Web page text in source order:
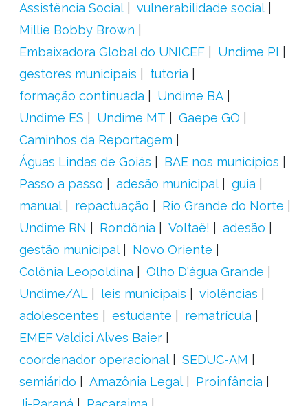
Assistência Social
vulnerabilidade social
Millie Bobby Brown
Embaixadora Global do UNICEF
Undime PI
gestores municipais
tutoria
formação continuada
Undime BA
Undime ES
Undime MT
Gaepe GO
Caminhos da Reportagem
Águas Lindas de Goiás
BAE nos municípios
Passo a passo
adesão municipal
guia
manual
repactuação
Rio Grande do Norte
Undime RN
Rondônia Voltaê!
adesão
gestão municipal
Novo Oriente
Colônia Leopoldina
Olho D'água Grande
Undime/AL
leis municipais
violências
adolescentes
estudante
rematrícula
EMEF Valdici Alves Baier
coordenador operacional
SEDUC-AM
semiárido
Amazônia Legal
Proinfância